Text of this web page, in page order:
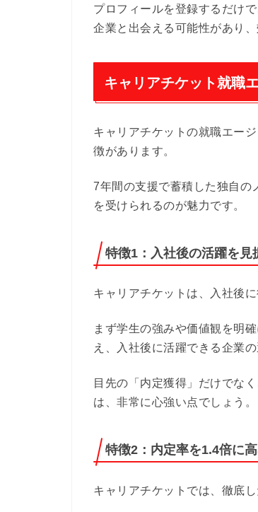
プロフィールを登録するだけ
企業と出会える可能性があり
キャリアチケット就職
キャリアチケットの就職エー
徴があります。
7年間の支援で蓄積した独自の
を受けられるのが魅力です。
特徴1：入社後の活躍を
キャリアチケットは、入社後
まず学生の強みや価値観を明
え、入社後に活躍できる企業
目先の「内定獲得」だけでな
は、非常に心強い点でしょう。
特徴2：内定率を1.4倍に
キャリアチケットでは、徹底